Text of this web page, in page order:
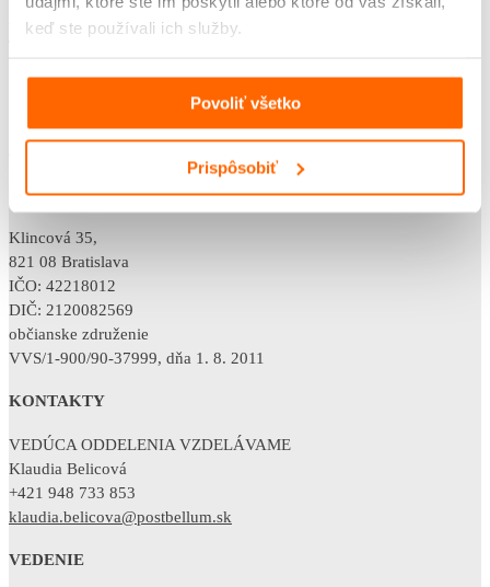
keď ste používali ich služby.
Povoliť všetko
Prispôsobiť
Viera Šagátová (*1931)
POST BELLUM SK
Klincová 35,
821 08 Bratislava
IČO: 42218012
DIČ: 2120082569
občianske združenie
VVS/1-900/90-37999, dňa 1. 8. 2011
KONTAKTY
VEDÚCA ODDELENIA VZDELÁVAME
Klaudia Belicová
+421 948 733 853
klaudia.belicova@postbellum.sk
VEDENIE